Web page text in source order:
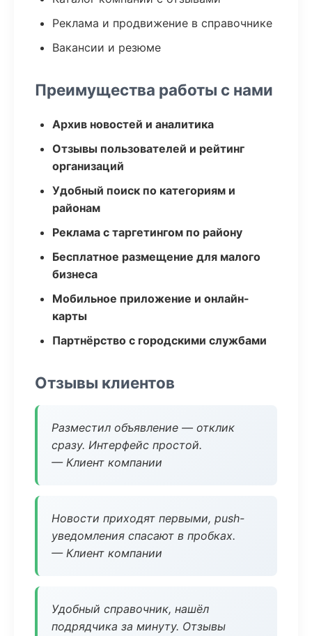
Реклама и продвижение в справочнике
Вакансии и резюме
Преимущества работы с нами
Архив новостей и аналитика
Отзывы пользователей и рейтинг
организаций
Удобный поиск по категориям и
районам
Реклама с таргетингом по району
Бесплатное размещение для малого
бизнеса
Мобильное приложение и онлайн-
карты
Партнёрство с городскими службами
Отзывы клиентов
Разместил объявление — отклик
сразу. Интерфейс простой.
— Клиент компании
Новости приходят первыми, push-
уведомления спасают в пробках.
— Клиент компании
Удобный справочник, нашёл
подрядчика за минуту. Отзывы